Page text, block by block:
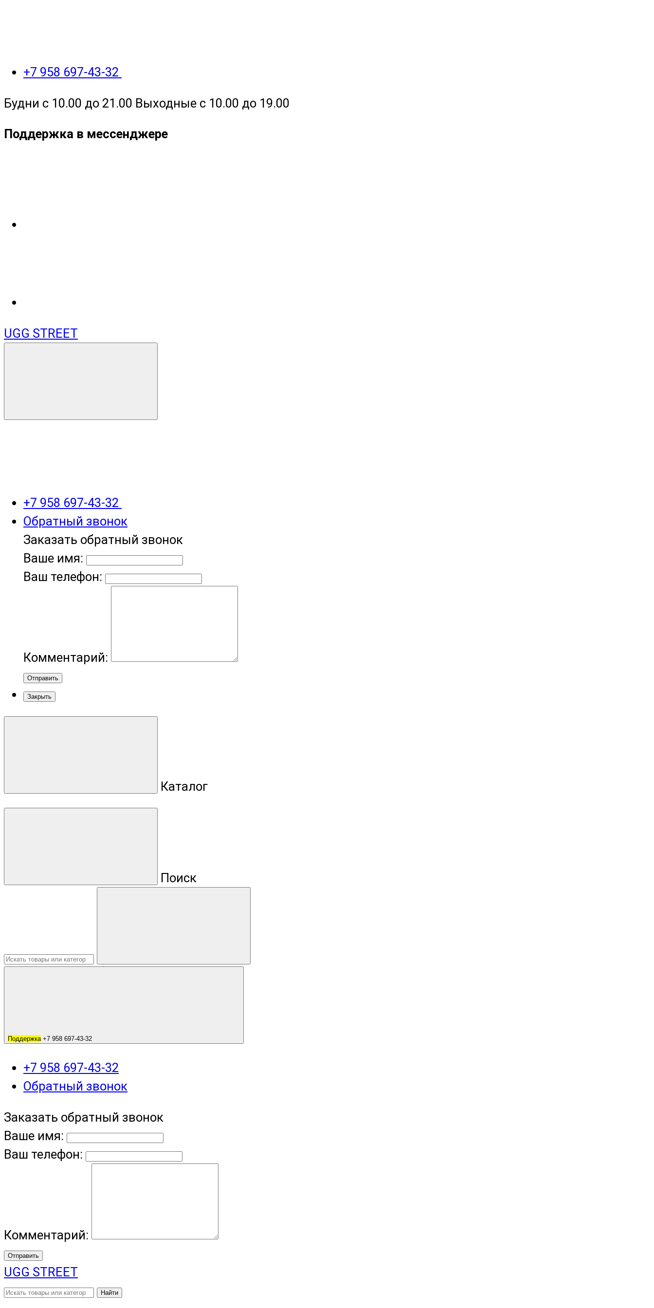
+7 958 697-43-32
Будни с 10.00 до 21.00 Выходные с 10.00 до 19.00
Поддержка в мессенджере
UGG STREET
+7 958 697-43-32
Обратный звонок
Заказать обратный звонок
Ваше имя:
Ваш телефон:
Комментарий:
Отправить
Закрыть
Каталог
Поиск
Поддержка+7 958 697-43-32
+7 958 697-43-32
Обратный звонок
Заказать обратный звонок
Ваше имя:
Ваш телефон:
Комментарий:
Отправить
UGG STREET
Найти